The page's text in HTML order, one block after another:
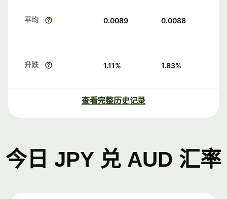
平均 0.0089 0.0088
升跌 1.11% 1.83%
查看完整历史记录
今日 JPY 兑 AUD 汇率